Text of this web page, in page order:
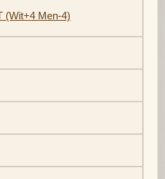
(Wit+4 Men-4)